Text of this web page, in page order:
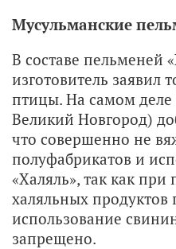
Мусульманские
В составе пельменей
изготовитель заявил
птицы. На самом
Великий Новгород)
что совершенно не
полуфабрикатов и
«Халяль», так как при
халяльных продуктов
использование
запрещено.